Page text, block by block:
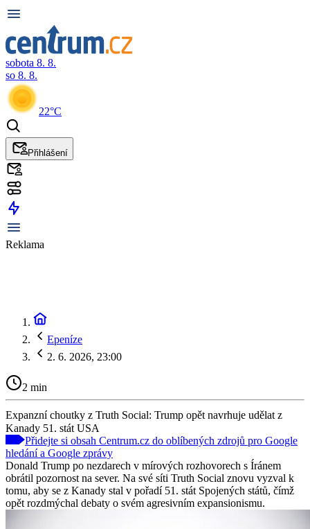
sobota 8. 8.
so 8. 8.
22°C
Přihlášení
Reklama
Epeníze
2. 6. 2026, 23:00
2 min
Expanzní choutky z Truth Social: Trump opět navrhuje udělat z
Kanady 51. stát USA
Přidejte si obsah Centrum.cz do oblíbených zdrojů pro Google
hledání a Google zprávy
Donald Trump po nezdarech v mírových rozhovorech s Íránem
obrátil pozornost na sever. Na své síti Truth Social znovu vyzval k
tomu, aby se z Kanady stal v pořadí 51. stát Spojených států, čímž
opět rozdmýchal debaty o svém agresivním expansionismu.